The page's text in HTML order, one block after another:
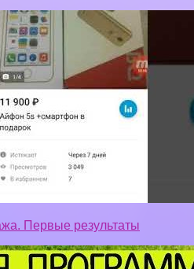
Первые результаты